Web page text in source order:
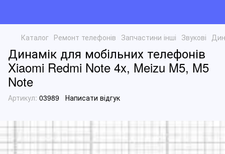
Каталог Ремонт телефонів Запчастини інші Звукові
Динамік для мобільних телефонів
Xiaomi Redmi Note 4x, Meizu M5, M5
Note
Артикул: 03989 Написати відгук